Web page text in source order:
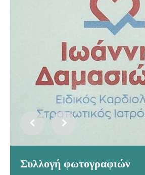
Συλλογή φωτογραφιών